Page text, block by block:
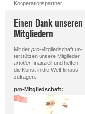
Kooperationspartner
Einen Dank unseren
Mitgliedern
Mit der pro-Mitgliedschaft un-
terstützen unsere Mitglieder
artofferfinanziell und helfen,
die Kunst in die Welt hinaus-
zutragen.
pro-Mitgliedschaft: